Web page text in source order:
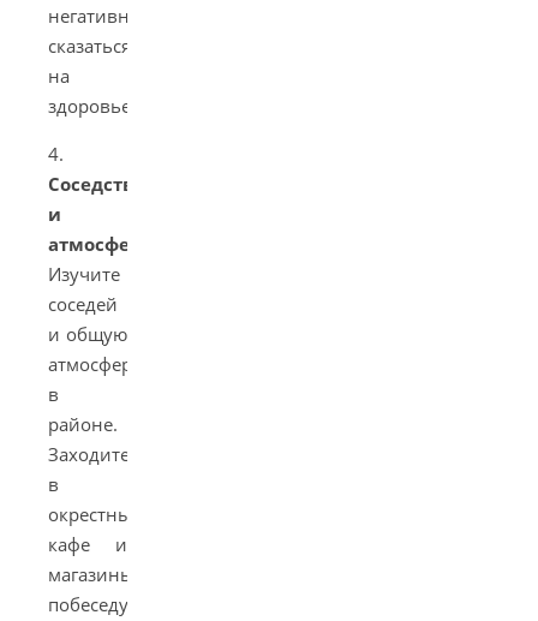
негативно
сказаться
на
здоровье.
4.
Соседство
и
атмосфера
Изучите
соседей
и общую
атмосферу
в
районе.
Заходите
в
окрестные
кафе и
магазины,
побеседуйте